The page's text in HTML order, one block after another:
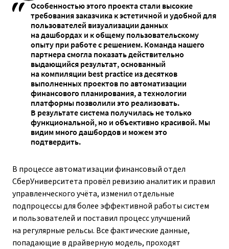
Особенностью этого проекта стали высокие
требования заказчика к эстетичной и удобной для
пользователей визуализации данных
на дашбордах и к общему пользовательскому
опыту при работе с решением. Команда нашего
партнера смогла показать действительно
выдающийся результат, основанный
на компиляции best practice из десятков
выполненных проектов по автоматизации
финансового планирования, а технологии
платформы позволили это реализовать.
В результате система получилась не только
функциональной, но и объективно красивой. Мы
видим много дашбордов и можем это
подтвердить.
В процессе автоматизации финансовый отдел
СберУниверситета провёл ревизию аналитик и правил
управленческого учёта, изменил отдельные
подпроцессы для более эффективной работы систем
и пользователей и поставил процесс улучшений
на регулярные рельсы. Все фактические данные,
попадающие в драйверную модель, проходят